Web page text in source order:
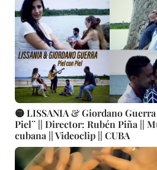
🟡 LISSANIA & Giordano
Piel¨ || Director: Rubén Piña ||
cubana || Videoclip || CUBA